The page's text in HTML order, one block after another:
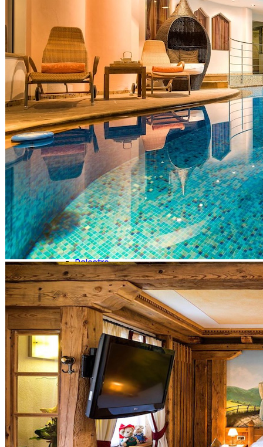
Analisi Previdenziale
Risarcimento Danni
Life Coach
Passaggi Generazionali
Consulente Marketing
Geometri
Web & Communication
Viaggi e Svago
VIAGGI
Agenzie Di Viaggi
Casa Vacanze
Hotel
Villaggi
Appartamenti
Biking Adventure
Tour Operator
Aerostati/Mongolfiere
Camping
Vacanze in Barca
Parchi Divertimento
TEMPO LIBERO
Palestre
Cinema
Musica e Danza
Tempo Libero
Pilates
Yoga
Salute e Benessere
SALUTE
Dentisti
Ottici
Farmacie
Psicologi
Nutrizionisti
Osteopati
Counseling